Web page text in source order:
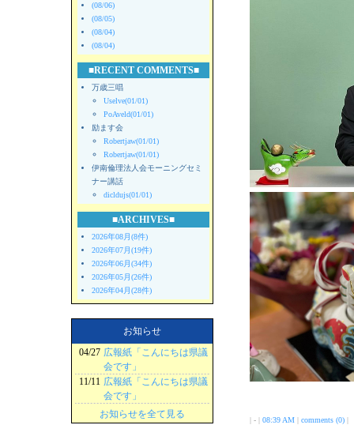
(08/06)
(08/05)
(08/04)
(08/04)
■RECENT COMMENTS■
万歳三唱
Uselve(01/01)
PoAveld(01/01)
励ます会
Robertjaw(01/01)
Robertjaw(01/01)
伊南倫理法人会モーニングセミ
ナー講話
dicldujs(01/01)
■ARCHIVES■
2026年08月(8件)
2026年07月(19件)
2026年06月(34件)
2026年05月(26件)
2026年04月(28件)
お知らせ
04/27 広報紙「こんにちは県議
会です」
11/11 広報紙「こんにちは県議
会です」
お知らせを全て見る
| - | 08:39 AM| comments (0)|